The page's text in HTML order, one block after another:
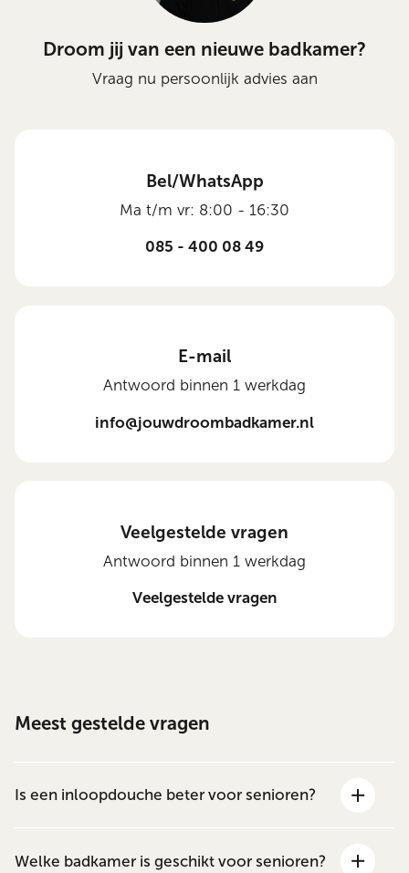
Droom jij van een nieuwe badkamer?
Vraag nu persoonlijk advies aan
Bel/WhatsApp
Ma t/m vr: 8:00 - 16:30
085 - 400 08 49
E-mail
Antwoord binnen 1 werkdag
info@jouwdroombadkamer.nl
Veelgestelde vragen
Antwoord binnen 1 werkdag
Veelgestelde vragen
Meest gestelde vragen
Is een inloopdouche beter voor senioren?
Welke badkamer is geschikt voor senioren?